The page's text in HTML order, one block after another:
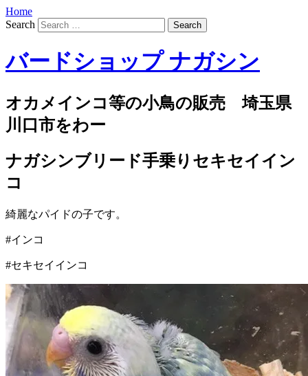
Home
Search
バードショップ ナガシン
オカメインコ等の小鳥の販売 埼玉県
川口市をわー
ナガシンブリード手乗りセキセイイン
コ
綺麗なパイドの子です。
#インコ
#セキセイインコ